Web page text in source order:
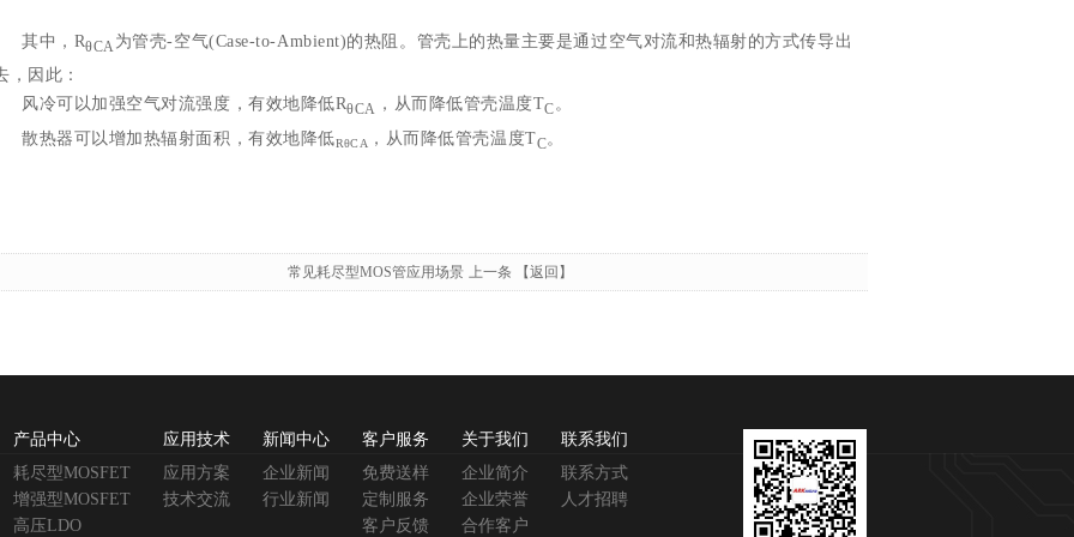
其中，RθCA 为管壳-空气(Case-to-Ambient)的热阻。管壳上的热量主要是通过空气对流和热辐射的方式传导出
，因此：
风冷可以加强空气对流强度，有效地降低RθCA ，从而降低管壳温度TC。
散热器可以增加热辐射面积，有效地降低RθCA ，从而降低管壳温度TC。
常见耗尽型MOS管应用场景 上一条 【返回】
产品中心
耗尽型MOSFET
增强型MOSFET
高压LDO
应用技术
应用方案
技术交流
新闻中心
企业新闻
行业新闻
客户服务
免费送样
定制服务
客户反馈
关于我们
企业简介
企业荣誉
合作客户
联系我们
联系方式
人才招聘